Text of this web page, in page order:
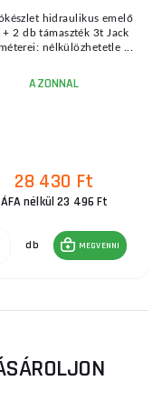
hidraulikus emelő
+ 2 db támaszték 3t Jack
nélkülözhetetle ...
AZONNAL
28 430 Ft
ÁFA nélkül 23 496 Ft
db MEGVENNI